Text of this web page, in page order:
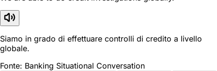
Siamo in grado di effettuare controlli di credito a livello
globale.
Fonte: Banking Situational Conversation